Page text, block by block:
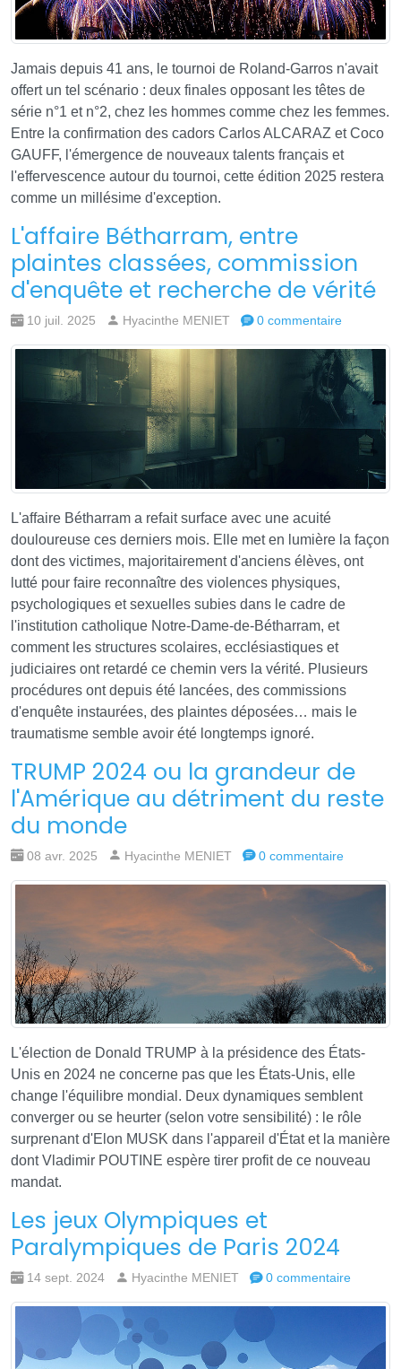
Jamais depuis 41 ans, le tournoi de Roland-Garros n'avait
offert un tel scénario : deux finales opposant les têtes de
série n°1 et n°2, chez les hommes comme chez les femmes.
Entre la confirmation des cadors Carlos ALCARAZ et Coco
GAUFF, l'émergence de nouveaux talents français et
l'effervescence autour du tournoi, cette édition 2025 restera
comme un millésime d'exception.
L'affaire Bétharram, entre
plaintes classées, commission
d'enquête et recherche de vérité
10 juil. 2025 Hyacinthe MENIET 0 commentaire
L'affaire Bétharram a refait surface avec une acuité
douloureuse ces derniers mois. Elle met en lumière la façon
dont des victimes, majoritairement d'anciens élèves, ont
lutté pour faire reconnaître des violences physiques,
psychologiques et sexuelles subies dans le cadre de
l'institution catholique Notre-Dame-de-Bétharram, et
comment les structures scolaires, ecclésiastiques et
judiciaires ont retardé ce chemin vers la vérité. Plusieurs
procédures ont depuis été lancées, des commissions
d'enquête instaurées, des plaintes déposées… mais le
traumatisme semble avoir été longtemps ignoré.
TRUMP 2024 ou la grandeur de
l'Amérique au détriment du reste
du monde
08 avr. 2025 Hyacinthe MENIET 0 commentaire
L'élection de Donald TRUMP à la présidence des États-
Unis en 2024 ne concerne pas que les États-Unis, elle
change l'équilibre mondial. Deux dynamiques semblent
converger ou se heurter (selon votre sensibilité) : le rôle
surprenant d'Elon MUSK dans l'appareil d'État et la manière
dont Vladimir POUTINE espère tirer profit de ce nouveau
mandat.
Les jeux Olympiques et
Paralympiques de Paris 2024
14 sept. 2024 Hyacinthe MENIET 0 commentaire